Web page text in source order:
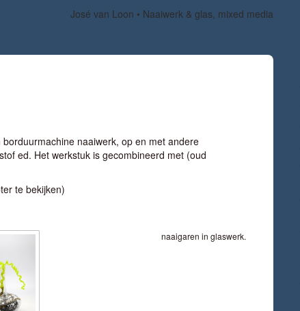
José van Loon
Naaiwerk & glas, mixed media
naaiwerk, op en met andere
ed. Het werkstuk is gecombineerd met (oud
te bekijken)
naaigaren in glaswerk.